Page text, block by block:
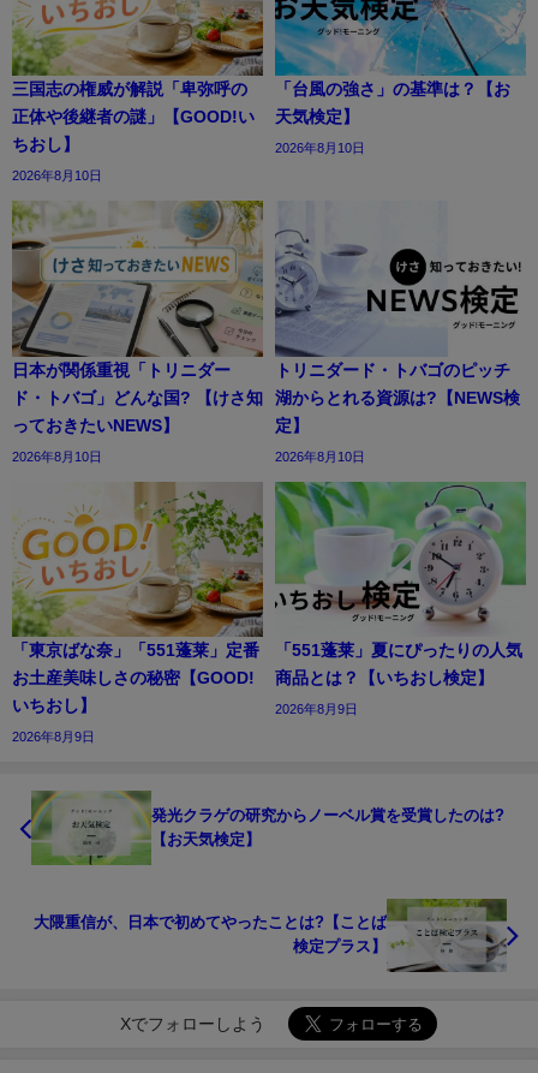
三国志の権威が解説「卑弥呼の
正体や後継者の謎」【GOOD!い
ちおし】
2026年8月10日
「台風の強さ」の基準は？【お
天気検定】
2026年8月10日
日本が関係重視「トリニダー
ド・トバゴ」どんな国? 【けさ知
っておきたいNEWS】
2026年8月10日
トリニダード・トバゴのピッチ
湖からとれる資源は?【NEWS検
定】
2026年8月10日
「東京ばな奈」「551蓬莱」定番
お土産美味しさの秘密【GOOD!
いちおし】
2026年8月9日
「551蓬莱」夏にぴったりの人気
商品とは？【いちおし検定】
2026年8月9日
発光クラゲの研究からノーベル賞を受賞したのは?
【お天気検定】
大隈重信が、日本で初めてやったことは?【ことば
検定プラス】
Xでフォローしよう